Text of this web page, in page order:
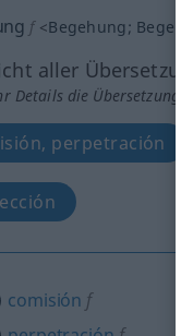
f <Begehung;
aller
Details die Übersetzung
perpetración
comisión f